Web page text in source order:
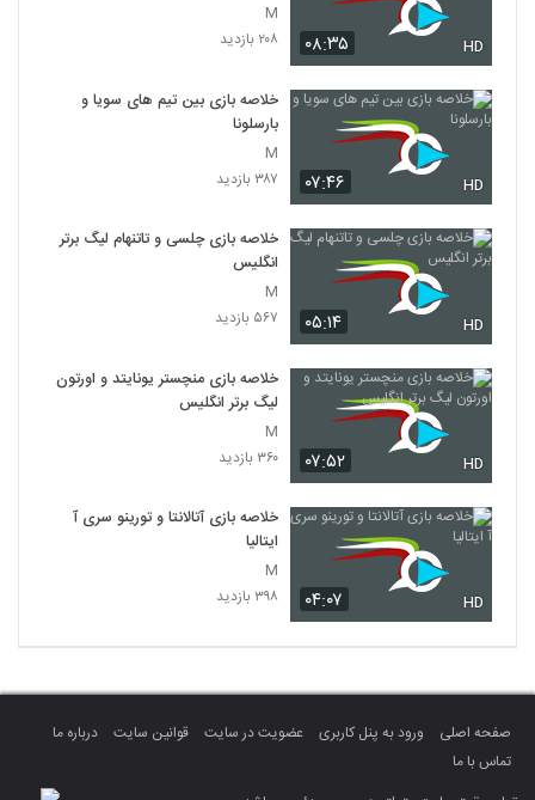
۰۸:۳۵ HD
M
۲۰۸ بازدید
۰۷:۴۶ HD
خلاصه بازی بین تیم های سویا و
بارسلونا
M
۳۸۷ بازدید
۰۵:۱۴ HD
خلاصه بازی چلسی و تاتنهام لیگ برتر
انگلیس
M
۵۶۷ بازدید
۰۷:۵۲ HD
خلاصه بازی منچستر یونایتد و اورتون
لیگ برتر انگلیس
M
۳۶۰ بازدید
۰۴:۰۷ HD
خلاصه بازی آتالانتا و تورینو سری آ
ایتالیا
M
۳۹۸ بازدید
صفحه اصلی ورود به پنل کاربری عضویت در سایت قوانین سایت
درباره ما
تماس با ما